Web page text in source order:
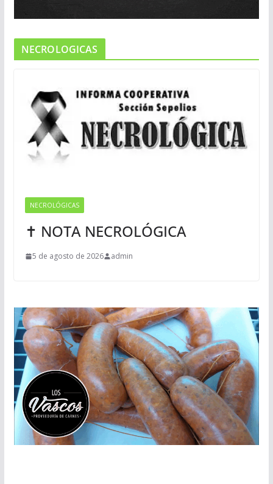
NECROLOGICAS
NECROLÓGICAS
✝ NOTA NECROLÓGICA
5 de agosto de 2026 admin